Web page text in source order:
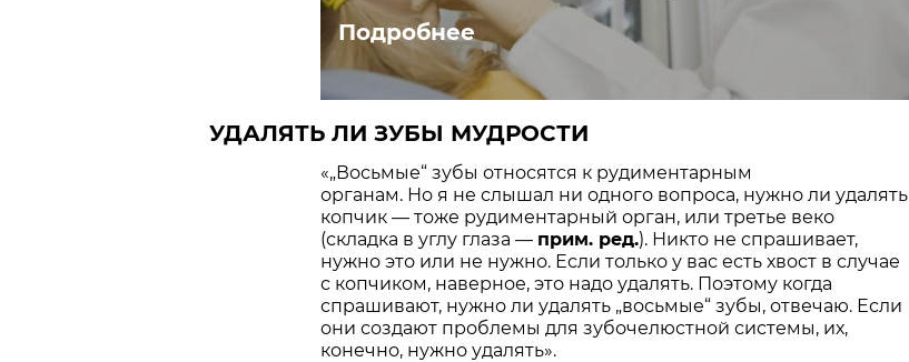
Подробнее
УДАЛЯТЬ ЛИ ЗУБЫ МУДРОСТИ
«„Восьмые“ зубы относятся к рудиментарным
органам. Но я не слышал ни одного вопроса, нужно ли удалять
копчик — тоже рудиментарный орган, или третье веко
(складка в углу глаза — прим. ред.). Никто не спрашивает,
нужно это или не нужно. Если только у вас есть хвост в случае
с копчиком, наверное, это надо удалять. Поэтому когда
спрашивают, нужно ли удалять „восьмые“ зубы, отвечаю. Если
они создают проблемы для зубочелюстной системы, их,
конечно, нужно удалять».